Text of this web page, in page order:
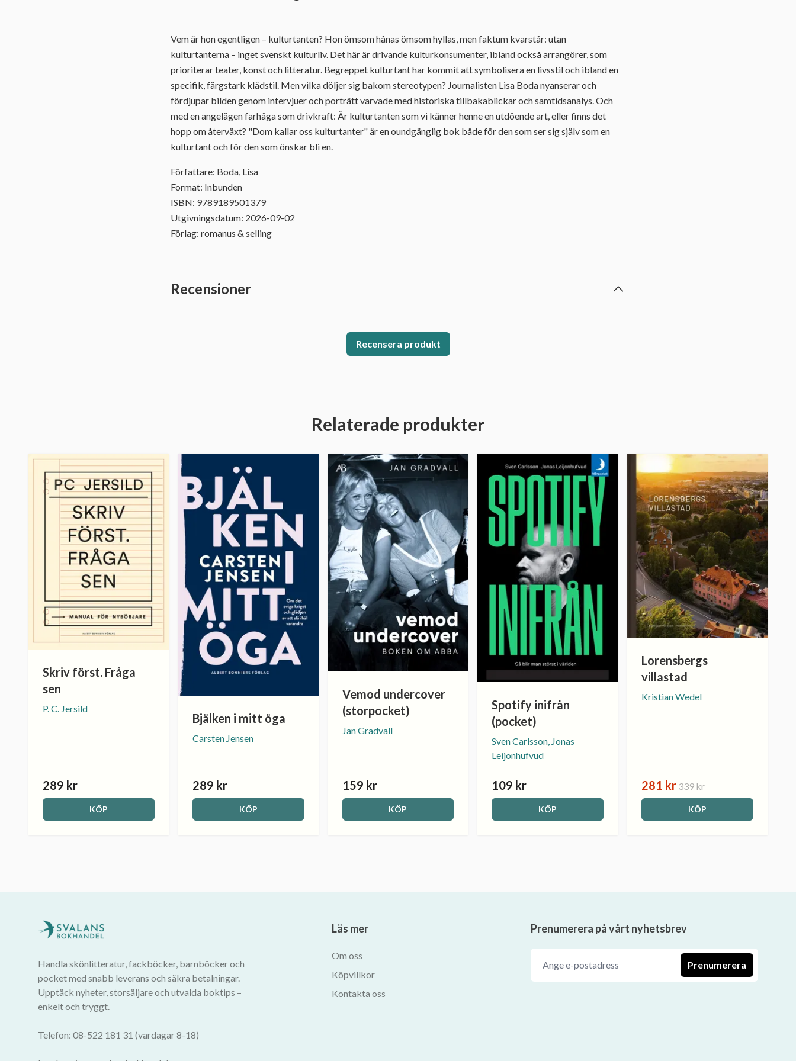
Vem är hon egentligen – kulturtanten? Hon ömsom hånas ömsom hyllas, men faktum kvarstår: utan
kulturtanterna – inget svenskt kulturliv. Det här är drivande kulturkonsumenter, ibland också arrangörer, som
prioriterar teater, konst och litteratur. Begreppet kulturtant har kommit att symbolisera en livsstil och ibland en
specifik, färgstark klädstil. Men vilka döljer sig bakom stereotypen? Journalisten Lisa Boda nyanserar och
fördjupar bilden genom intervjuer och porträtt varvade med historiska tillbakablickar och samtidsanalys. Och
med en angelägen farhåga som drivkraft: Är kulturtanten som vi känner henne en utdöende art, eller finns det
hopp om återväxt? "Dom kallar oss kulturtanter" är en oundgänglig bok både för den som ser sig själv som en
kulturtant och för den som önskar bli en.
Författare: Boda, Lisa
Format: Inbunden
ISBN: 9789189501379
Utgivningsdatum: 2026-09-02
Förlag: romanus & selling
Recensioner
Recensera produkt
Relaterade produkter
Skriv först. Fråga
sen
P. C. Jersild
289 kr
KÖP
Bjälken i mitt öga
Carsten Jensen
289 kr
KÖP
Vemod undercover
(storpocket)
Jan Gradvall
159 kr
KÖP
Spotify inifrån
(pocket)
Sven Carlsson, Jonas
Leijonhufvud
109 kr
KÖP
Lorensbergs
villastad
Kristian Wedel
281 kr339 kr
KÖP
Handla skönlitteratur, fackböcker, barnböcker och
pocket med snabb leverans och säkra betalningar.
Upptäck nyheter, storsäljare och utvalda boktips –
enkelt och tryggt.
Telefon: 08-522 181 31 (vardagar 8-18)
Läs mer
Om oss
Köpvillkor
Kontakta oss
Prenumerera på vårt nyhetsbrev
Prenumerera